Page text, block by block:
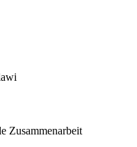
Zusammenarbeit